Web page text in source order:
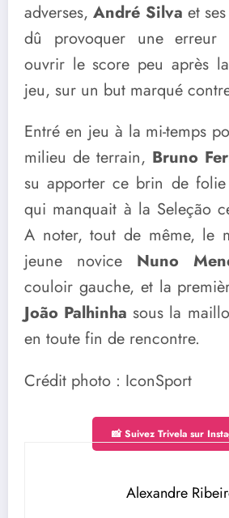
adverses,André Silva et
dû provoquer une erreur
ouvrir le score peu après
jeu, sur un but marqué
Entré en jeu à la mi-temps
milieu de terrain, Bruno
su apporter ce brin de
qui manquait à la Seleção
A noter, tout de même, le
jeune novice Nuno
couloir gauche, et la
João Palhinha sous la
en toute fin de rencontre.
Crédit photo : IconSport
📸 Suivez Trivela sur
Alexandre